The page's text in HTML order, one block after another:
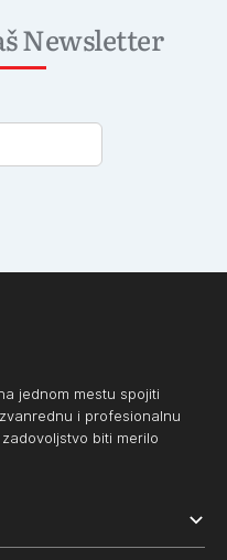
Newsletter
jednom mestu spojiti
i profesionalnu
biti merilo